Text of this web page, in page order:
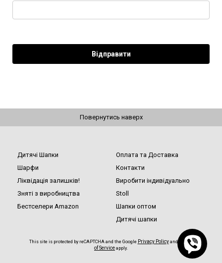
Повернутись наверх
Дитячі Шапки
Шарфи
Ліквідація залишків!
Зняті з виробництва
Бестселери Amazon
Оплата та Доставка
Контакти
Виробити індивідуально
Stoll
Шапки оптом
Дитячі шапки
This site is protected by reCAPTCHA and the Google Privacy Policyand
Terms
of Service apply.